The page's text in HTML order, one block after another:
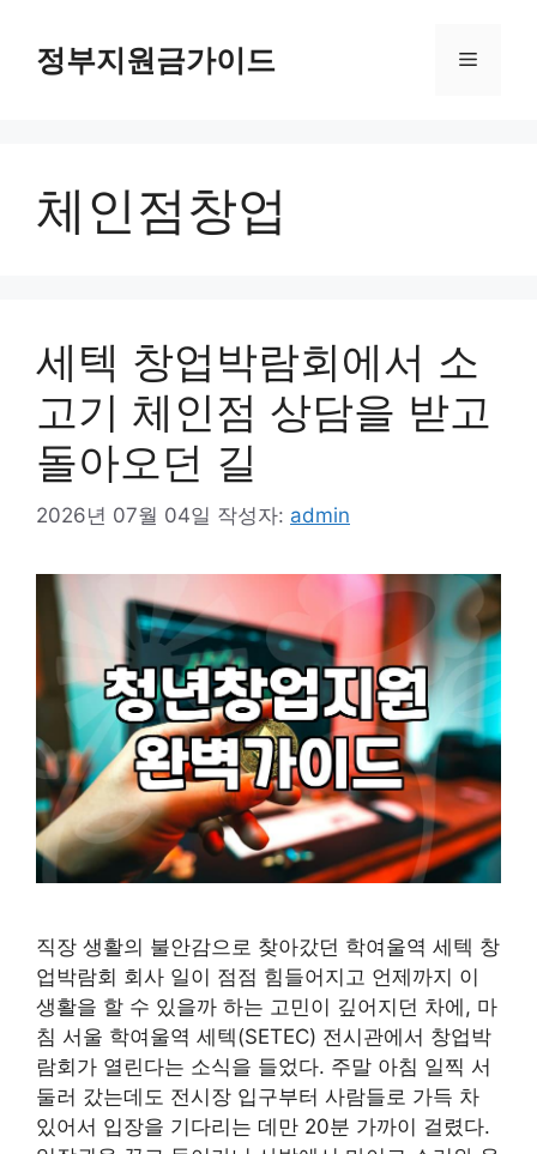
정부지원금가이드 메
체인점창업
세텍 창업박람회에서 소
고기 체인점 상담을 받고
돌아오던 길
2026년 07월 04일 작성자: admin
직장 생활의 불안감으로 찾아갔던 학여울역 세텍 창
업박람회 회사 일이 점점 힘들어지고 언제까지 이
생활을 할 수 있을까 하는 고민이 깊어지던 차에, 마
침 서울 학여울역 세텍(SETEC) 전시관에서 창업박
람회가 열린다는 소식을 들었다. 주말 아침 일찍 서
둘러 갔는데도 전시장 입구부터 사람들로 가득 차
있어서 입장을 기다리는 데만 20분 가까이 걸렸다.